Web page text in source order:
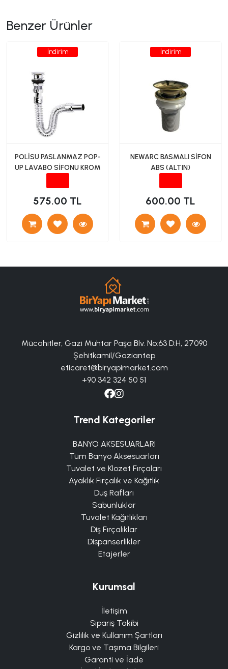
Benzer Ürünler
İndirim
POLİSU PASLANMAZ POP-
UP LAVABO SİFONU KROM
575.00 TL
İndirim
NEWARC BASMALI SİFON
ABS (ALTIN)
600.00 TL
Mücahitler, Gazi Muhtar Paşa Blv. No:63 D:H, 27090
Şehitkamil/Gaziantep
eticaret@biryapimarket.com
+90 342 324 50 51
Trend Kategoriler
BANYO AKSESUARLARI
Tüm Banyo Aksesuarları
Tuvalet ve Klozet Fırçaları
Ayaklık Fırçalık ve Kağıtlık
Duş Rafları
Sabunluklar
Tuvalet Kağıtlıkları
Diş Fırçalıklar
Dispanserlikler
Etajerler
Kurumsal
İletişim
Sipariş Takibi
Gizlilik ve Kullanım Şartları
Kargo ve Taşıma Bilgileri
Garanti ve İade